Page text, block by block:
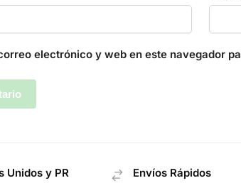
electrónico y web en este navegador
Unidos y PR Envíos Rápidos